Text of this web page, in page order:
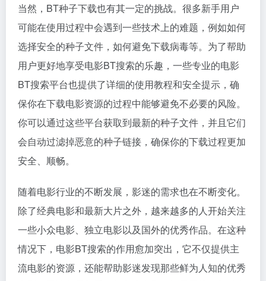
当然，BT种子下载也有其一定的挑战。很多新手用户
可能在使用过程中会遇到一些技术上的难题，例如如何
选择安全的种子文件，如何避免下载病毒等。为了帮助
用户更好地享受电影BT搜索的乐趣，一些专业的电影
BT搜索平台也提供了详细的使用教程和安全提示，确
保你在下载电影资源的过程中能够避免不必要的风险。
你可以通过这些平台获取到最新的种子文件，并且它们
会自动过滤掉恶意的种子链接，确保你的下载过程更加
安全、顺畅。
随着电影行业的不断发展，影迷的需求也在不断变化。
除了经典电影和最新大片之外，越来越多的人开始关注
一些小众电影、独立电影以及国外的优秀作品。在这种
情况下，电影BT搜索的作用愈加突出，它不仅提供主
流电影的资源，还能帮助影迷发现那些鲜为人知的优秀